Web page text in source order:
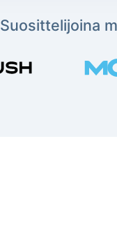
Suosittelijoina